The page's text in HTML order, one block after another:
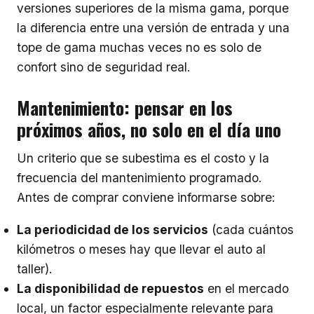
versiones superiores de la misma gama, porque
la diferencia entre una versión de entrada y una
tope de gama muchas veces no es solo de
confort sino de seguridad real.
Mantenimiento: pensar en los
próximos años, no solo en el día uno
Un criterio que se subestima es el costo y la
frecuencia del mantenimiento programado.
Antes de comprar conviene informarse sobre:
La periodicidad de los servicios (cada cuántos
kilómetros o meses hay que llevar el auto al
taller).
La disponibilidad de repuestos en el mercado
local, un factor especialmente relevante para